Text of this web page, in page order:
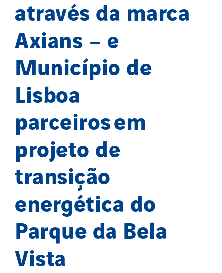
através da marca
Axians – e
Município de
Lisboa
parceiros em
projeto de
transição
energética do
Parque da Bela
Vista